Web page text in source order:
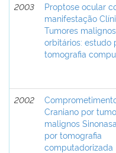
2003
Proptose ocular
manifestação
Tumores
orbitários: estudo
tomografia
2002
Craniano por
malignos
por tomografia
computadorizada